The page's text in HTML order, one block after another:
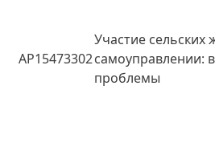
AP15473302
Участие сельских
самоуправлении:
проблемы